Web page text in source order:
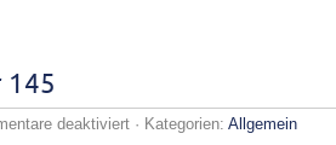
145
deaktiviertfür· Kategorien: Allgemein